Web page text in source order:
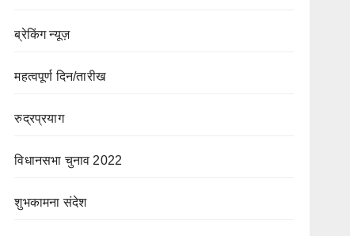
ब्रेकिंग न्यूज़
महत्वपूर्ण दिन/तारीख
रुद्रप्रयाग
विधानसभा चुनाव 2022
शुभकामना संदेश